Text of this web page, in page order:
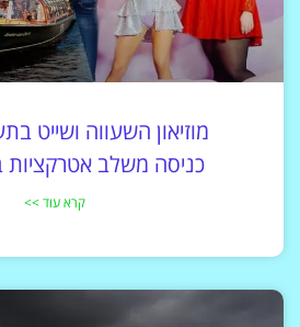
מוזיאון השעווה ושייט
כניסה משלב
קרא עוד >>